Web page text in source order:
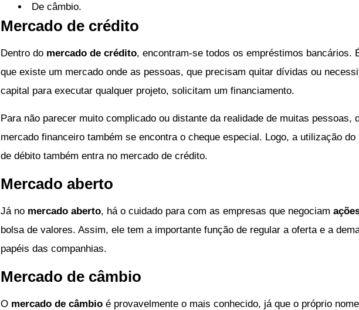
De câmbio.
Mercado de crédito
Dentro do mercado de crédito, encontram-se todos os empréstimos bancários.
que existe um mercado onde as pessoas, que precisam quitar dívidas ou
capital para executar qualquer projeto, solicitam um financiamento.
Para não parecer muito complicado ou distante da realidade de muitas pessoas,
mercado financeiro também se encontra o cheque especial. Logo, a utilização
de débito também entra no mercado de crédito.
Mercado aberto
Já no mercado aberto, há o cuidado para com as empresas que negociam
bolsa de valores. Assim, ele tem a importante função de regular a oferta e a
papéis das companhias.
Mercado de câmbio
O mercado de câmbio é provavelmente o mais conhecido, já que o próprio